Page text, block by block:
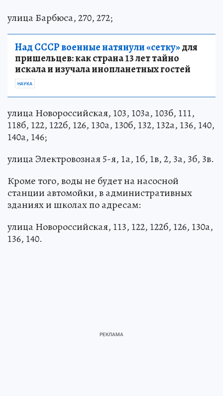
улица Барбюса, 270, 272;
Над СССР военные натянули «сетку»для
пришельцев: как страна 13 лет тайно
искала и изучала инопланетных гостей
НАУКА
улица Новороссийская, 103, 103а, 103б, 111,
118б, 122, 122б, 126, 130а, 130б, 132, 132а, 136, 140,
140а, 146;
улица Электровозная 5-я, 1а, 1б, 1в, 2, 3а, 3б, 3в.
Кроме того, воды не будет на насосной
станции автомойки, в административных
зданиях и школах по адресам:
улица Новороссийская, 113, 122, 122б, 126, 130а,
136, 140.